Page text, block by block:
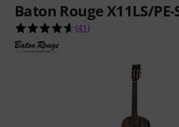
Baton Rouge X11LS/PE-
4.6 von 5 Sternen aus 41
(41 )